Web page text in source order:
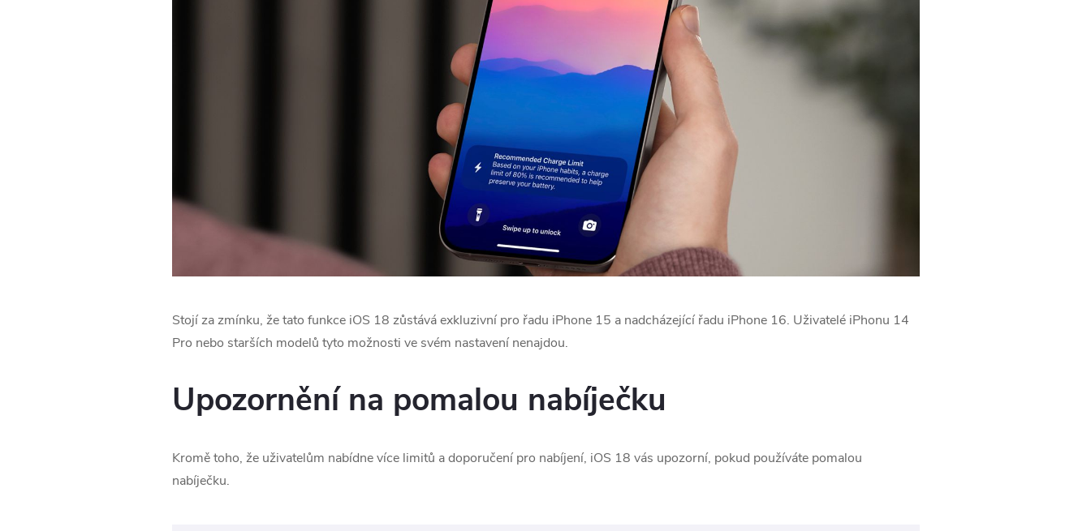
Stojí za zmínku, že tato funkce ‌iOS 18‌ zůstává exkluzivní pro řadu ‌iPhone 15‌ a nadcházející řadu ‌iPhone 16‌. Uživatelé iPhonu 14
Pro nebo starších modelů tyto možnosti ve svém nastavení nenajdou.
Upozornění na pomalou nabíječku
Kromě toho, že uživatelům nabídne více limitů a doporučení pro nabíjení, ‌iOS 18‌ vás upozorní, pokud používáte pomalou
nabíječku.